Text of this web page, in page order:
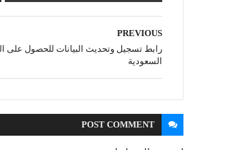
PREVIOUS
رابط تسجيل وتحديث البيانات للحصول على
السعودية
POST COMMENT